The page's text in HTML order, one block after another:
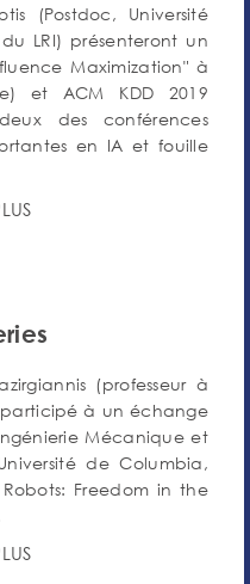
(Postdoc, Université
LRI) présenteront un
Maximization" à
et ACM KDD 2019
des conférences
en IA et fouille
(professeur à
à un échange
Mécanique et
de Columbia,
Freedom in the